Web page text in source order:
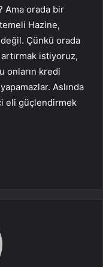
Ama orada bir
Hazine,
Çünkü orada
istiyoruz,
onların kredi
Aslında
eli güçlendirmek